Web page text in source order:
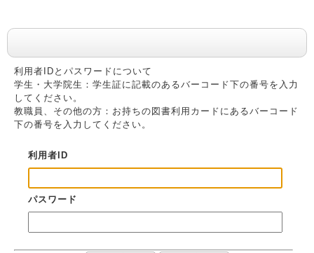
利用者IDとパスワードについて
学生・大学院生：学生証に記載のあるバーコード下の番号を入力
してください。
教職員、その他の方：お持ちの図書利用カードにあるバーコード
下の番号を入力してください。
利用者ID
パスワード